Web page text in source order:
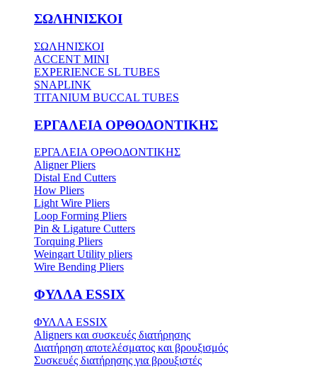
ΣΩΛΗΝΙΣΚΟΙ
ΣΩΛΗΝΙΣΚΟΙ
ACCENT MINI
EXPERIENCE SL TUBES
SNAPLINK
TITANIUM BUCCAL TUBES
ΕΡΓΑΛΕΙΑ ΟΡΘΟΔΟΝΤΙΚΗΣ
ΕΡΓΑΛΕΙΑ ΟΡΘΟΔΟΝΤΙΚΗΣ
Aligner Pliers
Distal End Cutters
How Pliers
Light Wire Pliers
Loop Forming Pliers
Pin & Ligature Cutters
Torquing Pliers
Weingart Utility pliers
Wire Bending Pliers
ΦΥΛΛΑ ESSIX
ΦΥΛΛΑ ESSIX
Aligners και συσκευές διατήρησης
Διατήρηση αποτελέσματος και βρουξισμός
Συσκευές διατήρησης για βρουξιστές